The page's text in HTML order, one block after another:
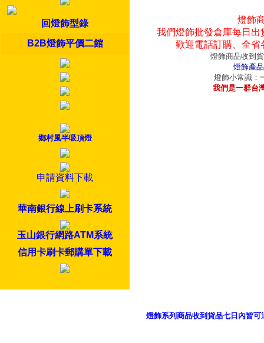
回燈飾型錄
B2B燈飾平價二館
鄉村風半吸頂燈
申請資料下載
華南銀行線上刷卡系統
玉山銀行網路ATM系統
信用卡刷卡郵購單下載
燈飾
我們燈飾批發倉庫每日
歡迎電話訂購、全
燈飾商品收到
燈飾產
燈飾小常識：
我們是一群台
燈飾系列商品收到貨品七日內皆